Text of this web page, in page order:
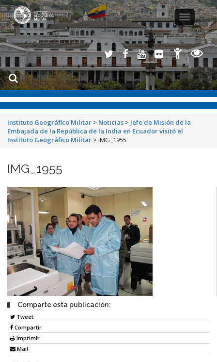
Toggle
navigation
Instituto Geográfico Militar > Noticias > Jefe de Misión de la
Embajada de la República de la India en Ecuador visitó el
Instituto Geográfico Militar > IMG_1955
IMG_1955
Comparte esta publicación:
Tweet
Compartir
Imprimir
Mail